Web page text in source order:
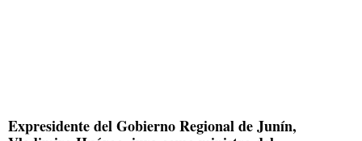
Expresidente del Gobierno Regional de Junín,